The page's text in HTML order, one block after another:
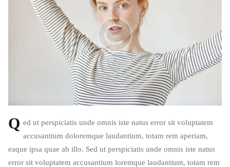
Q ed ut perspiciatis unde omnis iste natus error sit voluptatem
accusantium doloremque laudantium, totam rem aperiam,
eaque ipsa quae ab illo. Sed ut perspiciatis unde omnis iste natus
error sit voluptatem accusantium loremque laudantium, totam rem